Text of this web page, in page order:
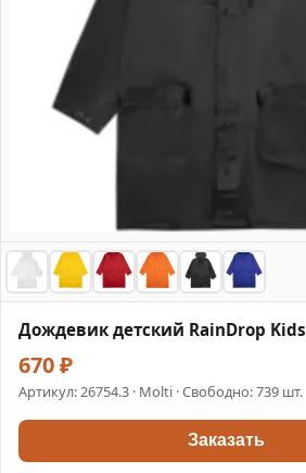
Дождевик детский RainDrop Kids
670 ₽
Артикул:26754.3 · Molti · Свободно: 739 шт.
Заказать